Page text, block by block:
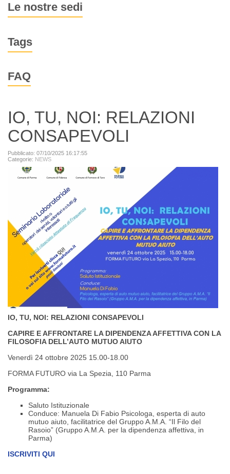
Le nostre sedi
Tags
FAQ
IO, TU, NOI: RELAZIONI
CONSAPEVOLI
Pubblicato: 07/10/2025 16:17:55
Categorie: NEWS
IO, TU, NOI: RELAZIONI CONSAPEVOLI
CAPIRE E AFFRONTARE LA DIPENDENZA AFFETTIVA CON LA
FILOSOFIA DELL’AUTO MUTUO AIUTO
Venerdì 24 ottobre 2025 15.00-18.00
FORMA FUTURO via La Spezia, 110 Parma
Programma:
Saluto Istituzionale
Conduce: Manuela Di Fabio Psicologa, esperta di auto
mutuo aiuto, facilitatrice del Gruppo A.M.A. “Il Filo del
Rasoio” (Gruppo A.M.A. per la dipendenza affettiva, in
Parma)
ISCRIVITI QUI